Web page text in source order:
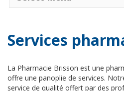
Services
La Pharmacie Brisson est une
offre une panoplie de services.
service de qualité offert par des
PRENDRE